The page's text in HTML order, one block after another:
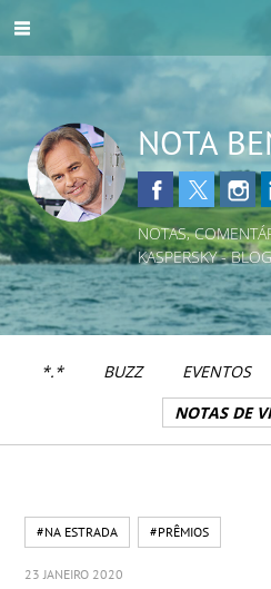
NOTA
NOTAS,
KASPERSKY -
*.* BUZZ EVENTOS
NOTAS DE
#NA ESTRADA #PRÊMIOS
23 JANEIRO 2020